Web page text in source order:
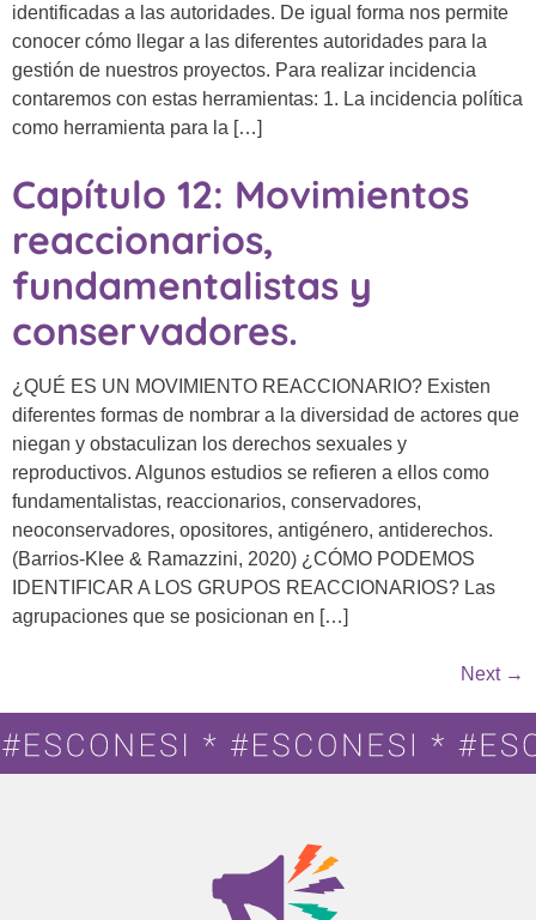
identificadas a las autoridades. De igual forma nos permite
conocer cómo llegar a las diferentes autoridades para la
gestión de nuestros proyectos. Para realizar incidencia
contaremos con estas herramientas: 1. La incidencia política
como herramienta para la […]
Capítulo 12: Movimientos
reaccionarios,
fundamentalistas y
conservadores.
¿QUÉ ES UN MOVIMIENTO REACCIONARIO? Existen
diferentes formas de nombrar a la diversidad de actores que
niegan y obstaculizan los derechos sexuales y
reproductivos. Algunos estudios se refieren a ellos como
fundamentalistas, reaccionarios, conservadores,
neoconservadores, opositores, antigénero, antiderechos.
(Barrios-Klee & Ramazzini, 2020) ¿CÓMO PODEMOS
IDENTIFICAR A LOS GRUPOS REACCIONARIOS? Las
agrupaciones que se posicionan en […]
Next →